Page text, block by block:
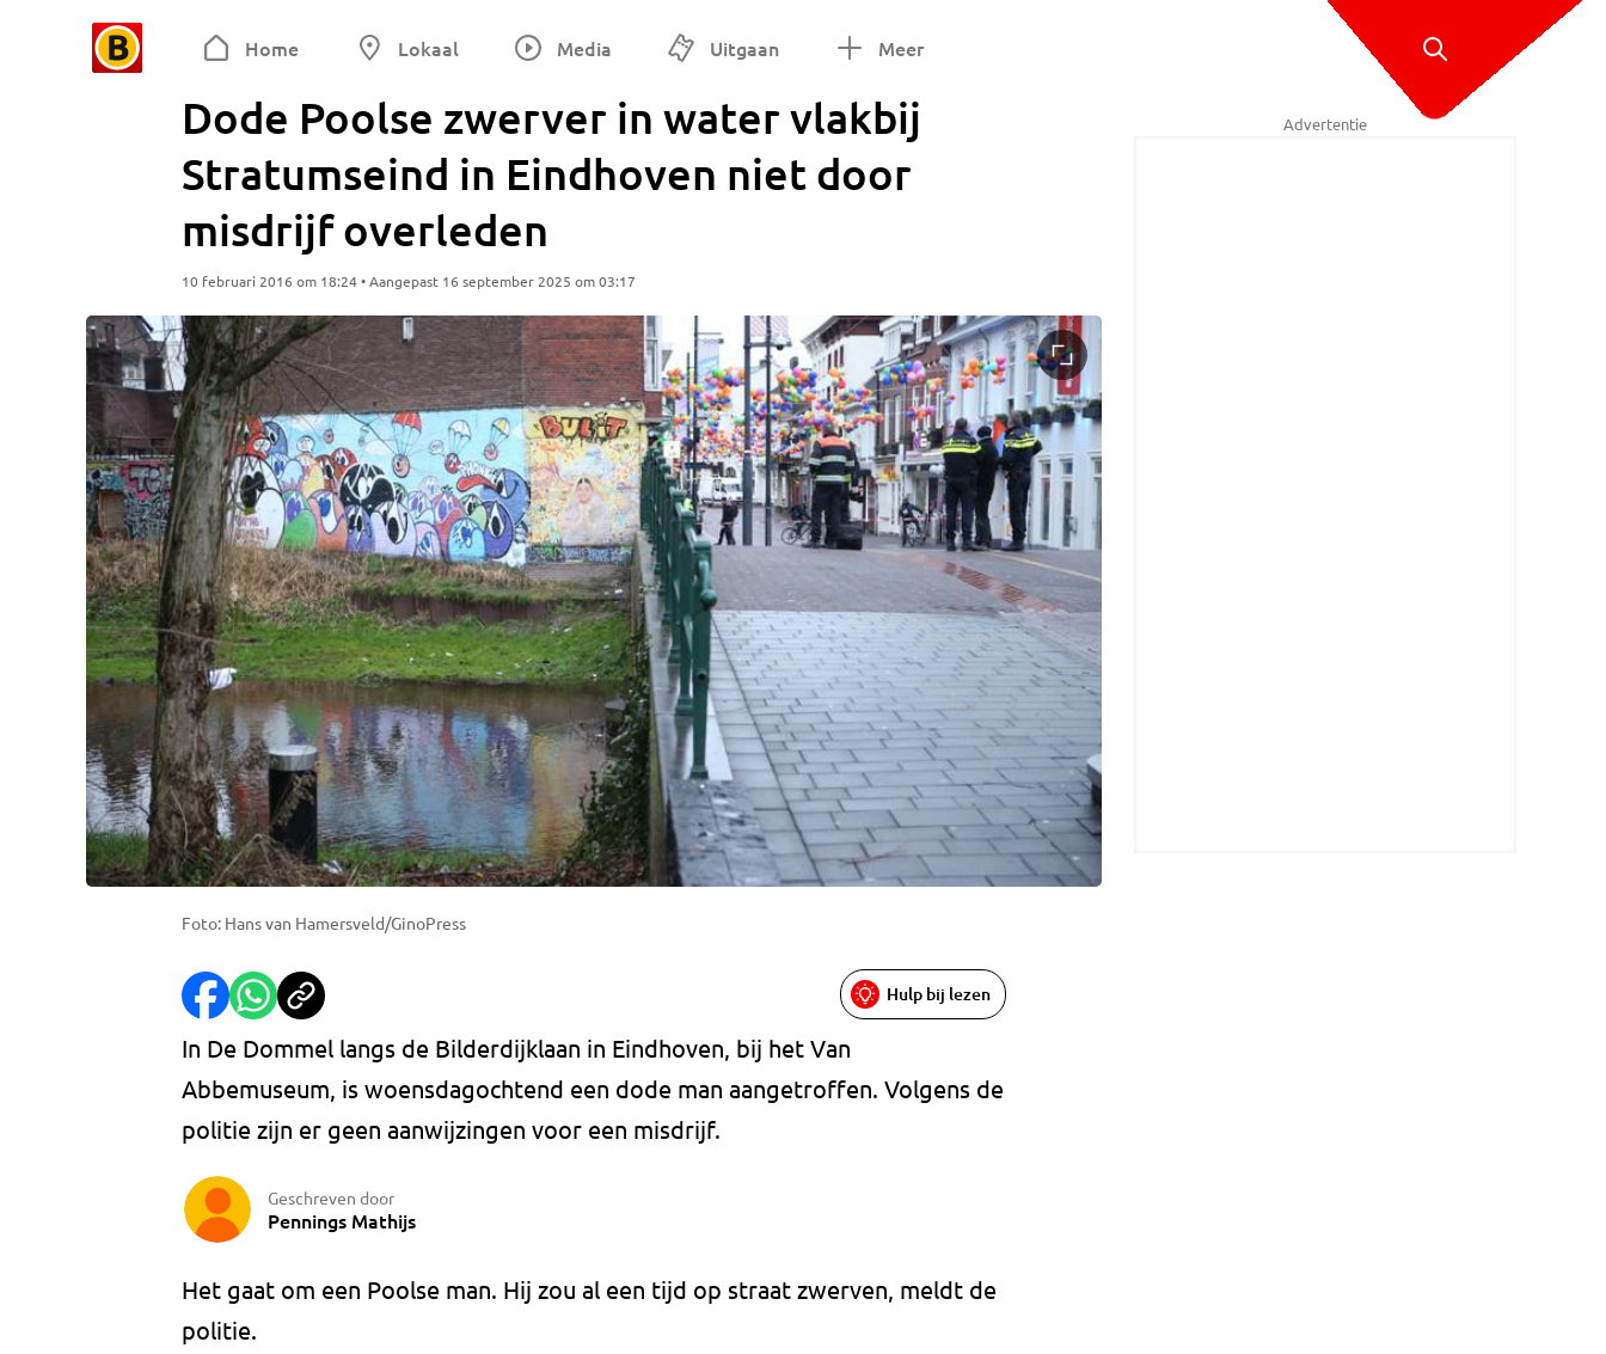
Home Lokaal Media Uitgaan Meer
Dode Poolse zwerver in water vlakbij
Stratumseind in Eindhoven niet door
misdrijf overleden
10 februari 2016 om 18:24 • Aangepast 16 september 2025 om 03:17
Foto: Hans van Hamersveld/GinoPress
Hulp bij lezen
In De Dommel langs de Bilderdijklaan in Eindhoven, bij het Van
Abbemuseum, is woensdagochtend een dode man aangetroffen. Volgens de
politie zijn er geen aanwijzingen voor een misdrijf.
Geschreven door
Pennings Mathijs
Het gaat om een Poolse man. Hij zou al een tijd op straat zwerven, meldt de
politie.
Advertentie